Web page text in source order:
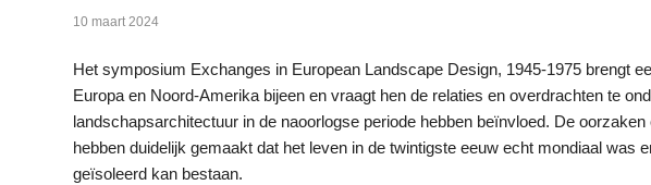
10 maart 2024
Het symposium Exchanges in European Landscape Design, 1945-1975 brengt
Europa en Noord-Amerika bijeen en vraagt hen de relaties en overdrachten te
landschapsarchitectuur in de naoorlogse periode hebben beïnvloed. De
hebben duidelijk gemaakt dat het leven in de twintigste eeuw echt mondiaal was
geïsoleerd kan bestaan.